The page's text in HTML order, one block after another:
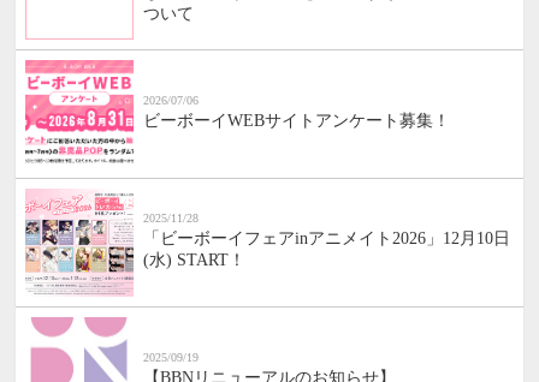
ついて
2026/07/06
ビーボーイWEBサイトアンケート募集！
2025/11/28
「ビーボーイフェアinアニメイト2026」12月10日
(水) START！
2025/09/19
【BBNリニューアルのお知らせ】